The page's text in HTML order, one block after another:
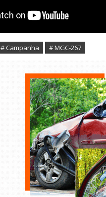
# Campanha # MGC-267